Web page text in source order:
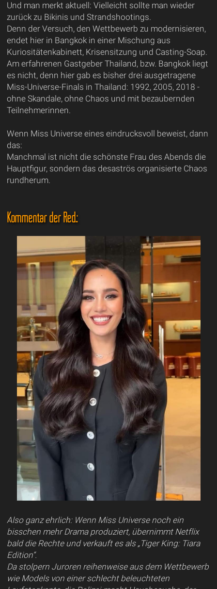
Und man merkt aktuell: Vielleicht sollte man wieder
zurück zu Bikinis und Strandshootings.
Denn der Versuch, den Wettbewerb zu modernisieren,
endet hier in Bangkok in einer Mischung aus
Kuriositätenkabinett, Krisensitzung und Casting-Soap.
Am erfahrenen Gastgeber Thailand, bzw. Bangkok liegt
es nicht, denn hier gab es bisher drei ausgetragene
Miss-Universe-Finals in Thailand: 1992, 2005, 2018 -
ohne Skandale, ohne Chaos und mit bezaubernden
Teilnehmerinnen.
Wenn Miss Universe eines eindrucksvoll beweist, dann
das:
Manchmal ist nicht die schönste Frau des Abends die
Hauptfigur, sondern das desaströs organisierte Chaos
rundherum.
Kommentar der Red.:
Also ganz ehrlich: Wenn Miss Universe noch ein
bisschen mehr Drama produziert, übernimmt Netflix
bald die Rechte und verkauft es als „Tiger King: Tiara
Edition“.
Da stolpern Juroren reihenweise aus dem Wettbewerb
wie Models von einer schlecht beleuchteten